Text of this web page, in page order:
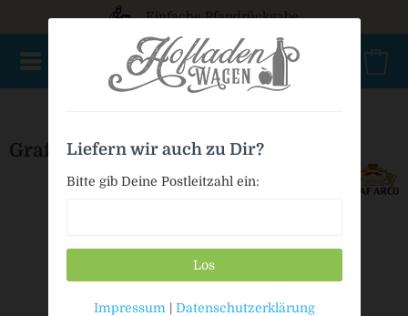
Einfache Pfandrückgabe
Graf Arco Valley Lager
Liefern wir auch zu Dir?
Bitte gib Deine Postleitzahl ein:
Los
Impressum | Datenschutzerklärung